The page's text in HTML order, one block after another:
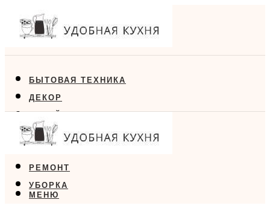
БЫТОВАЯ ТЕХНИКА
ДЕКОР
ДИЗАЙН
ЕДА
РЕМОНТ
УБОРКА
МЕНЮ